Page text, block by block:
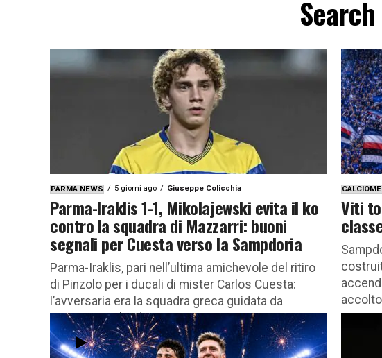
PARMA NEWS 5 giorni ago Giuseppe Colicchia
Parma-Iraklis 1-1, Mikolajewski evita il ko
contro la squadra di Mazzarri: buoni
segnali per Cuesta verso la Sampdoria
Parma-Iraklis, pari nell’ultima amichevole del ritiro
di Pinzolo per i ducali di mister Carlos Cuesta:
l’avversaria era la squadra greca guidata da
Mazzarri Si chiude con...
Viti